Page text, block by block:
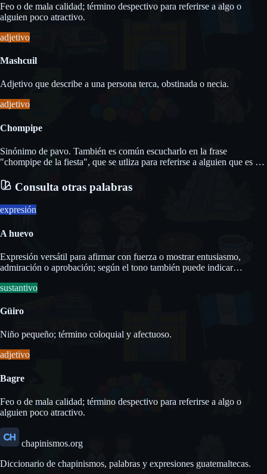
Feo o de mala calidad; término despectivo para referirse a algo o
alguien poco atractivo.
adjetivo
Mashcuil
Adjetivo que describe a una persona terca, obstinada o necia.
adjetivo
Chompipe
Sinónimo de pavo. También es común escucharlo en la frase
"chompipe de la fiesta", que se utliza para referirse a alguien que es el
Consulta otras palabras
expresión
A huevo
Expresión versátil para afirmar con fuerza o mostrar entusiasmo,
admiración o aprobación; según el tono también puede indicar
sustantivo
Güiro
Niño pequeño; término coloquial y afectuoso.
adjetivo
Bagre
Feo o de mala calidad; término despectivo para referirse a algo o
alguien poco atractivo.
chapinismos.org
Diccionario de chapinismos, palabras y expresiones guatemaltecas.